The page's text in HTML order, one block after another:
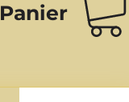
Panier